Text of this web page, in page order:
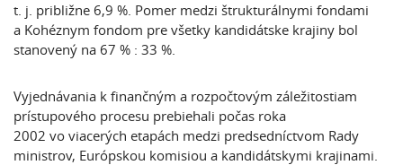
t. j. približne 6,9 %. Pomer medzi štrukturálnymi fondami
a Kohéznym fondom pre všetky kandidátske krajiny bol
stanovený na 67 % : 33 %.
Vyjednávania k finančným a rozpočtovým záležitostiam
prístupového procesu prebiehali počas roka
2002 vo viacerých etapách medzi predsedníctvom Rady
ministrov, Európskou komisiou a kandidátskymi krajinami.